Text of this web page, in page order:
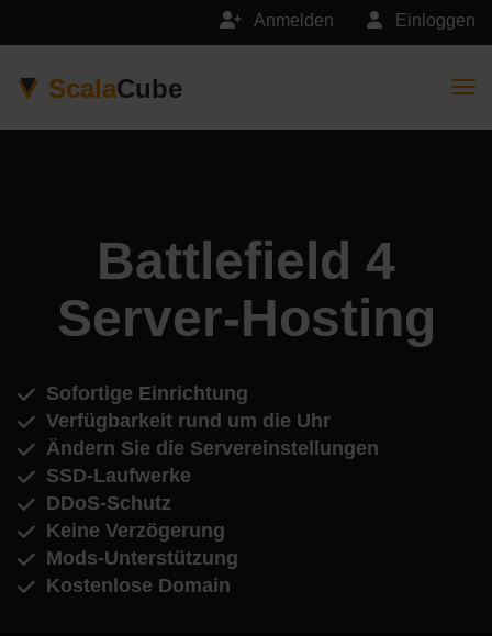
Einloggen
Anmelden
ScalaCube
Battlefield 4
Server-Hosting
Sofortige Einrichtung
Verfügbarkeit rund um die Uhr
Ändern Sie die Servereinstellungen
SSD-Laufwerke
DDoS-Schutz
Keine Verzögerung
Mods-Unterstützung
Kostenlose Domain